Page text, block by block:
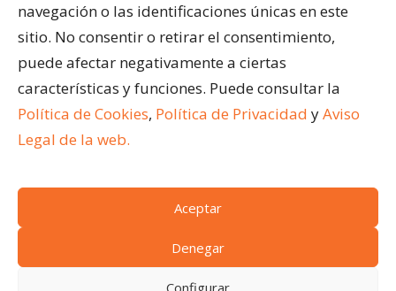
navegación o las identificaciones únicas en este
sitio. No consentir o retirar el consentimiento,
puede afectar negativamente a ciertas
características y funciones. Puede consultar la
Política de Cookies, Política de Privacidad yAviso
Legal de la web.
Aceptar
Denegar
Configurar
¿Qué son los cerramientos abatibles para
terrazas?
Ventajas de acristalar la terraza de un restaurante
Cómo limpiar una pérgola bioclimática
Todos los derechos reservados
Política de cookies|Acceso a cookies|Política de